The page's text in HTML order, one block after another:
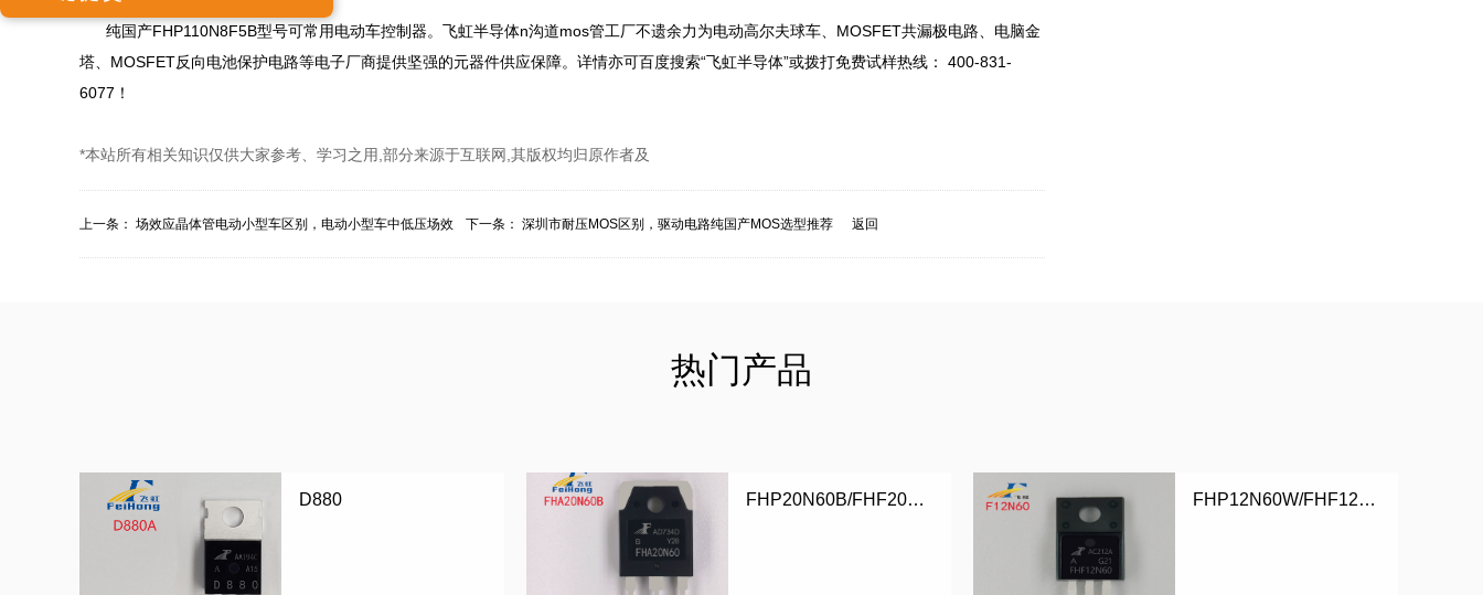
纯国产FHP110N8F5B型号可常用电动车控制器。飞虹半导体n沟道mos管工厂不遗余力为电动高尔夫球车、MOSFET共漏极电路、电脑金
塔、MOSFET反向电池保护电路等电子厂商提供坚强的元器件供应保障。详情亦可百度搜索“飞虹半导体”或拨打免费试样热线： 400-831-
6077！
*本站所有相关知识仅供大家参考、学习之用,部分来源于互联网,其版权均归原作者及
上一条： 场效应晶体管电动小型车区别，电动小型车中低压场效
下一条： 深圳市耐压MOS区别，驱动电路纯国产MOS选型推荐 返回
热门产品
D880 FHP20N60B/FHF20N60B/FHA20N60B FHP12N60W/FHF12N60W